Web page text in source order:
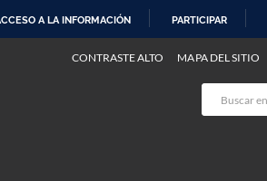
A LA INFORMACIÓN PARTICIPAR
CONTRASTE ALTO MAPA DEL SITIO